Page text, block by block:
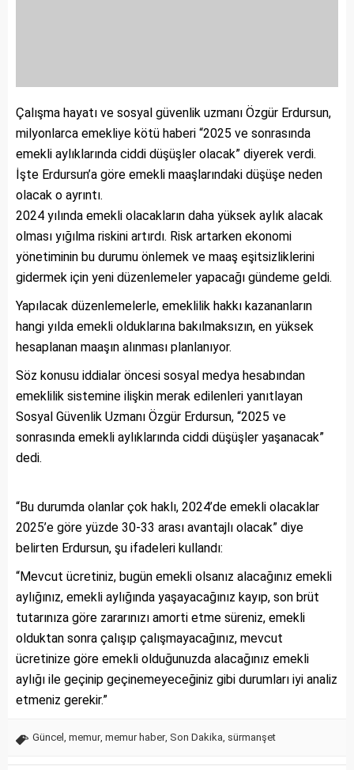
Çalışma hayatı ve sosyal güvenlik uzmanı Özgür Erdursun,
milyonlarca emekliye kötü haberi “2025 ve sonrasında
emekli aylıklarında ciddi düşüşler olacak” diyerek verdi.
İşte Erdursun’a göre emekli maaşlarındaki düşüşe neden
olacak o ayrıntı.
2024 yılında emekli olacakların daha yüksek aylık alacak
olması yığılma riskini artırdı. Risk artarken ekonomi
yönetiminin bu durumu önlemek ve maaş eşitsizliklerini
gidermek için yeni düzenlemeler yapacağı gündeme geldi.
Yapılacak düzenlemelerle, emeklilik hakkı kazananların
hangi yılda emekli olduklarına bakılmaksızın, en yüksek
hesaplanan maaşın alınması planlanıyor.
Söz konusu iddialar öncesi sosyal medya hesabından
emeklilik sistemine ilişkin merak edilenleri yanıtlayan
Sosyal Güvenlik Uzmanı Özgür Erdursun, “2025 ve
sonrasında emekli aylıklarında ciddi düşüşler yaşanacak”
dedi.
“Bu durumda olanlar çok haklı, 2024’de emekli olacaklar
2025’e göre yüzde 30-33 arası avantajlı olacak” diye
belirten Erdursun, şu ifadeleri kullandı:
“Mevcut ücretiniz, bugün emekli olsanız alacağınız emekli
aylığınız, emekli aylığında yaşayacağınız kayıp, son brüt
tutarınıza göre zararınızı amorti etme süreniz, emekli
olduktan sonra çalışıp çalışmayacağınız, mevcut
ücretinize göre emekli olduğunuzda alacağınız emekli
aylığı ile geçinip geçinemeyeceğiniz gibi durumları iyi analiz
etmeniz gerekir.”
Güncel , memur, memur haber, Son Dakika, sürmanşet